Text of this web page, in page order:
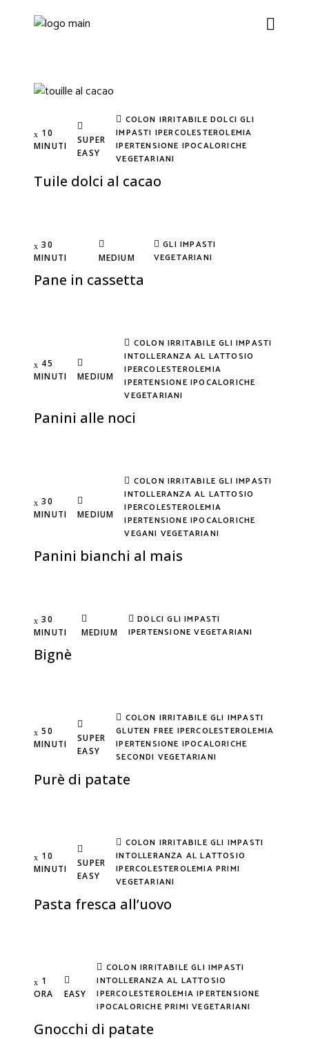
10
MINUTI
SUPER
EASY
COLON IRRITABILEDOLCIGLI
IMPASTI IPERCOLESTEROLEMIA
IPERTENSIONE IPOCALORICHE
VEGETARIANI
Tuile dolci al cacao
30
MINUTI
MEDIUM
GLI IMPASTI
VEGETARIANI
Pane in cassetta
45
MINUTI
MEDIUM
COLON IRRITABILEGLI IMPASTI
INTOLLERANZA AL LATTOSIO
IPERCOLESTEROLEMIA
IPERTENSIONEIPOCALORICHE
VEGETARIANI
Panini alle noci
30
MINUTI
MEDIUM
COLON IRRITABILEGLI IMPASTI
INTOLLERANZA AL LATTOSIO
IPERCOLESTEROLEMIA
IPERTENSIONEIPOCALORICHE
VEGANI VEGETARIANI
Panini bianchi al mais
30
MINUTI
MEDIUM
DOLCIGLI IMPASTI
IPERTENSIONEVEGETARIANI
Bignè
50
MINUTI
SUPER
EASY
COLON IRRITABILEGLI IMPASTI
GLUTEN FREE IPERCOLESTEROLEMIA
IPERTENSIONE IPOCALORICHE
SECONDI VEGETARIANI
Purè di patate
10
MINUTI
SUPER
EASY
COLON IRRITABILEGLI IMPASTI
INTOLLERANZA AL LATTOSIO
IPERCOLESTEROLEMIAPRIMI
VEGETARIANI
Pasta fresca all’uovo
1
ORA
EASY
COLON IRRITABILEGLI IMPASTI
INTOLLERANZA AL LATTOSIO
IPERCOLESTEROLEMIAIPERTENSIONE
IPOCALORICHEPRIMIVEGETARIANI
Gnocchi di patate